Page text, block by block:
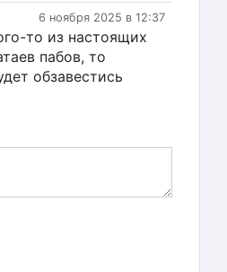
6 ноября 2025 в 12:37
то из настоящих
пабов, то
обзавестись